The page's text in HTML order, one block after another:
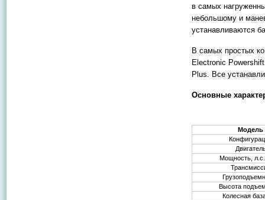
в самых
небольшому и
устанавливаются
В самых простых
Electronic
Plus. Все
Основные
Модель
Мощность,
Высота
Колесная